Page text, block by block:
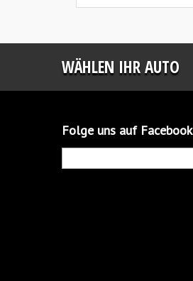
WÄHLEN IHR AUTO
Folge uns auf Facebook